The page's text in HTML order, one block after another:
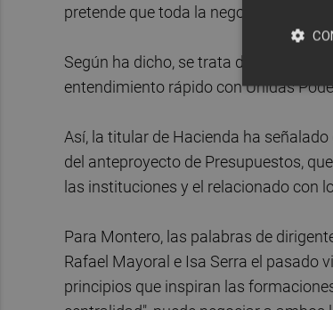
pretende que toda la negociación
Según ha dicho, se trata de generar
entendimiento rápido con Unidas
Así, la titular de Hacienda ha
del anteproyecto de Presupuestos,
las instituciones y el relacionado con
Para Montero, las palabras de
Rafael Mayoral e Isa Serra el pasado
principios que inspiran las